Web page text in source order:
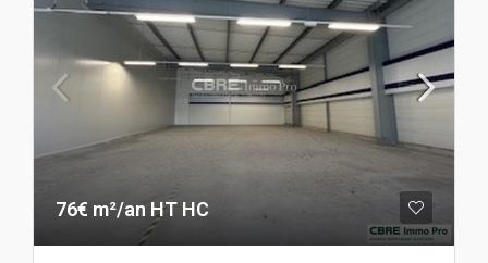
76€ m²/an HT HC